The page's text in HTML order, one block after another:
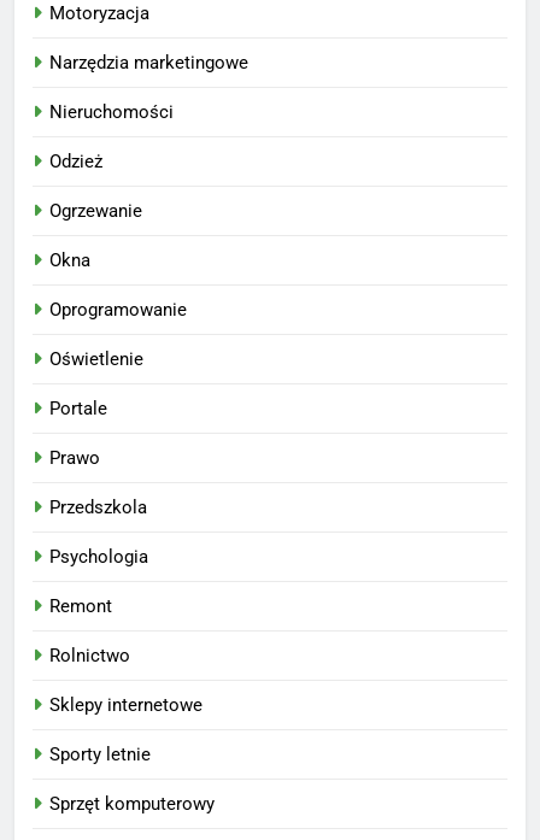
Motoryzacja
Narzędzia marketingowe
Nieruchomości
Odzież
Ogrzewanie
Okna
Oprogramowanie
Oświetlenie
Portale
Prawo
Przedszkola
Psychologia
Remont
Rolnictwo
Sklepy internetowe
Sporty letnie
Sprzęt komputerowy